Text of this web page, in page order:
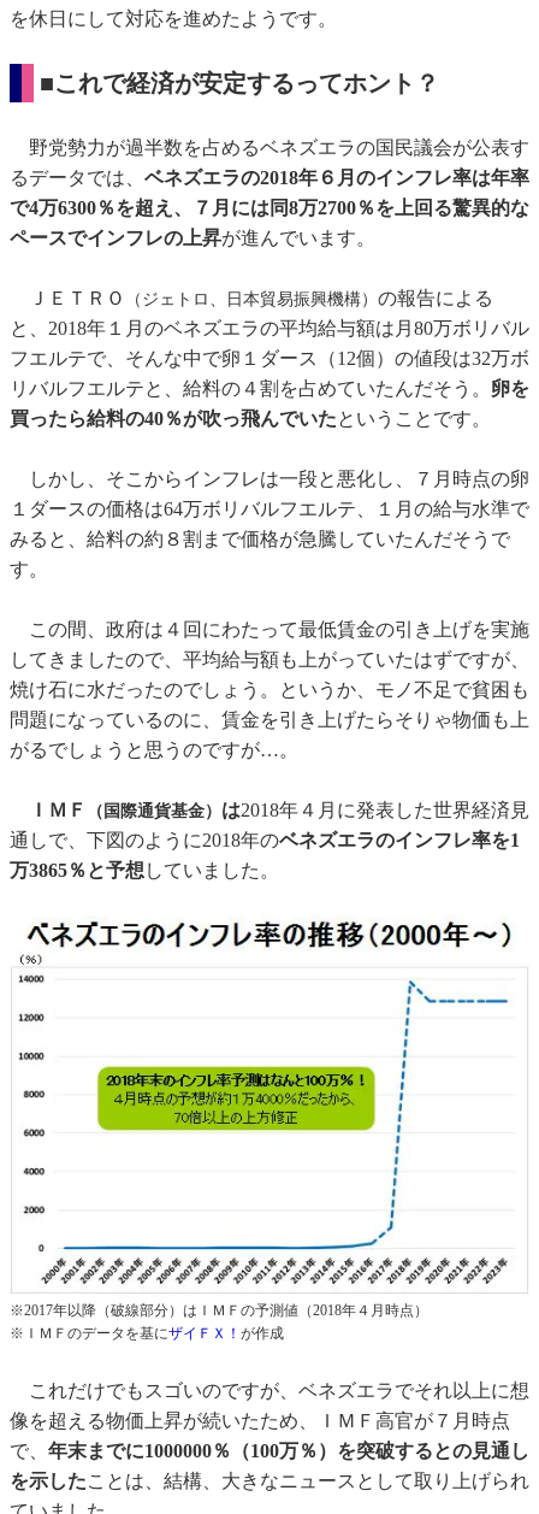
を休日にして対応を進めたようです。
■これで経済が安定するってホント？
野党勢力が過半数を占めるベネズエラの国民議会が公表す
るデータでは、 ベネズエラの2018年６月のインフレ率は年率
で4万6300％を超え、７月には同8万2700％を上回る驚異的な
ペースでインフレの上昇が進んでいます。
ＪＥＴＲＯ （ジェトロ、日本貿易振興機構） の報告による
と、2018年１月のベネズエラの平均給与額は月80万ボリバル
フエルテで、そんな中で卵１ダース（12個）の値段は32万ボ
リバルフエルテと、給料の４割を占めていたんだそう。 卵を
買ったら給料の40％が吹っ飛んでいたということです。
しかし、そこからインフレは一段と悪化し、７月時点の卵
１ダースの価格は64万ボリバルフエルテ、１月の給与水準で
みると、給料の約８割まで価格が急騰していたんだそうで
す。
この間、政府は４回にわたって最低賃金の引き上げを実施
してきましたので、平均給与額も上がっていたはずですが、
焼け石に水だったのでしょう。というか、モノ不足で貧困も
問題になっているのに、賃金を引き上げたらそりゃ物価も上
がるでしょうと思うのですが…。
ＩＭＦ （国際通貨基金） は2018年４月に発表した世界経済見
通しで、下図のように2018年のベネズエラのインフレ率を1
万3865％と予想 していました。
※2017年以降（破線部分）はＩＭＦの予測値（2018年４月時点）
※ＩＭＦのデータを基にザイＦＸ！ が作成
これだけでもスゴいのですが、ベネズエラでそれ以上に想
像を超える物価上昇が続いたため、ＩＭＦ高官が７月時点
で、 年末までに1000000％（100万％）を突破するとの見通し
を示したことは、結構、大きなニュースとして取り上げられ